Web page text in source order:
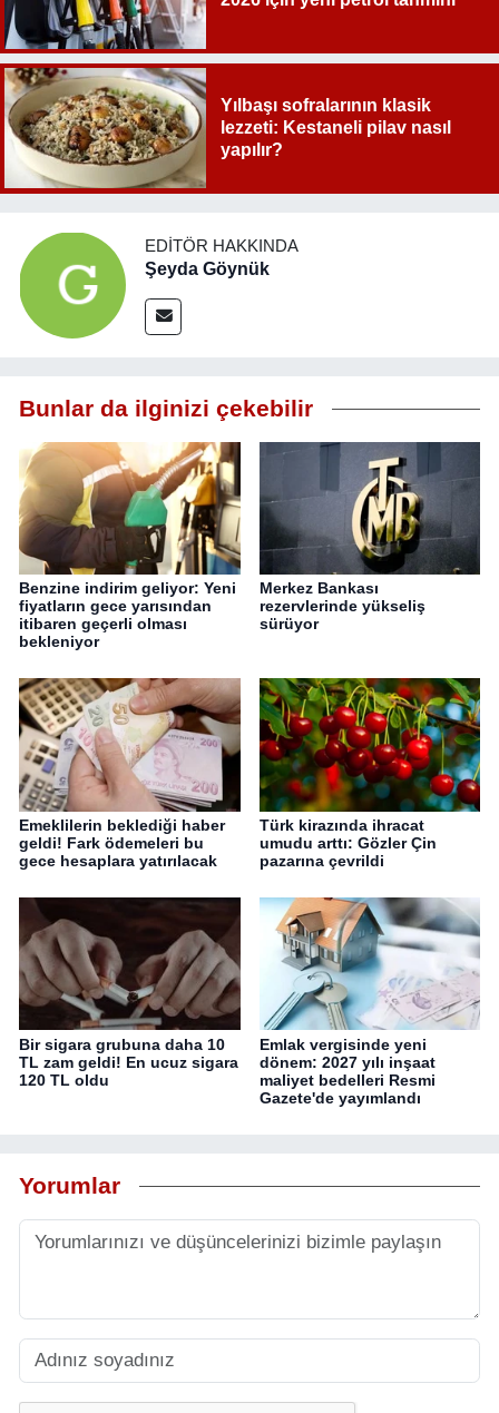
Yılbaşı sofralarının klasik
lezzeti: Kestaneli pilav nasıl
yapılır?
EDITÖR HAKKINDA
Şeyda Göynük
Bunlar da ilginizi çekebilir
Benzine indirim geliyor: Yeni
fiyatların gece yarısından
itibaren geçerli olması
bekleniyor
Merkez Bankası
rezervlerinde yükseliş
sürüyor
Emeklilerin beklediği haber
geldi! Fark ödemeleri bu
gece hesaplara yatırılacak
Türk kirazında ihracat
umudu arttı: Gözler Çin
pazarına çevrildi
Bir sigara grubuna daha 10
TL zam geldi! En ucuz sigara
120 TL oldu
Emlak vergisinde yeni
dönem: 2027 yılı inşaat
maliyet bedelleri Resmi
Gazete'de yayımlandı
Yorumlar